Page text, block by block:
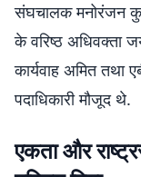
संघचालक मनोरंजन
के वरिष्ठ अधिवक्ता
कार्यवाह अमित तथा
पदाधिकारी मौजूद थे.
एकता और